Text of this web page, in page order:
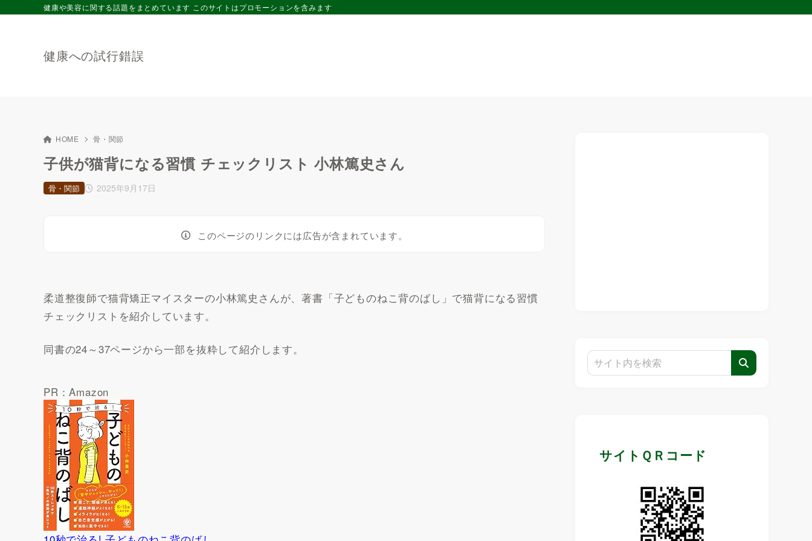
健康への試行錯誤
健康や美容に関する話題をまとめています このサイトはプロモーションを含みます
HOME 骨・関節
子供が猫背になる習慣 チェックリスト 小林篤史さん
2025年9月17日
骨・関節
このページのリンクには広告が含まれています。
柔道整復師で猫背矯正マイスターの小林篤史さんが、著書「子どものねこ背のばし」で猫背になる習慣
チェックリストを紹介しています。
同書の24～37ページから一部を抜粋して紹介します。
PR：Amazon
サイトＱＲコード